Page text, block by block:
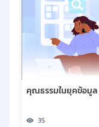
คุณธรรมในยุคข้อมูล
35